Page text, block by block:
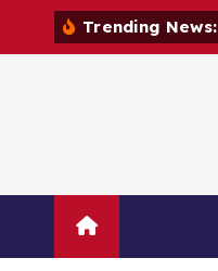
Trending News: